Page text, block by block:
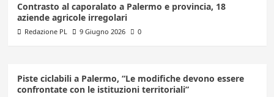
Contrasto al caporalato a Palermo e provincia, 18
aziende agricole irregolari
Redazione PL 9 Giugno 2026 0
Piste ciclabili a Palermo, “Le modifiche devono essere
confrontate con le istituzioni territoriali”